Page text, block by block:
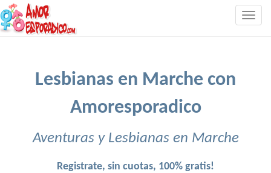
Lesbianas en Marche con
Amoresporadico
Aventuras y Lesbianas en Marche
Registrate, sin cuotas, 100% gratis!